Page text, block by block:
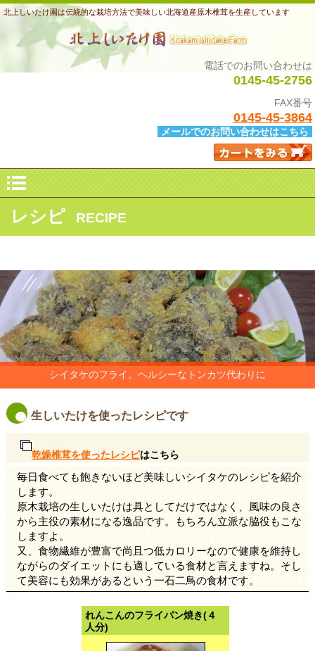
北上しいたけ園は伝統的な栽培方法で美味しい北海道産原木椎茸を生産しています
電話でのお問い合わせは
0145-45-2756
FAX番号
0145-45-3864
メールでのお問い合わせはこちら
レシピ RECIPE
シイタケのフライ。ヘルシーなトンカツ代わりに
生しいたけを使ったレシピです
乾燥椎茸を使ったレシピはこちら
毎日食べても飽きないほど美味しいシイタケのレシピを紹介
します。
原木栽培の生しいたけは具としてだけではなく、風味の良さ
から主役の素材になる逸品です。もちろん立派な脇役もこな
しますよ。
又、食物繊維が豊富で尚且つ低カロリーなので健康を維持し
ながらのダイエットにも適している食材と言えますね。そし
て美容にも効果があるという一石二鳥の食材です。
れんこんのフライパン焼き(４
人分)